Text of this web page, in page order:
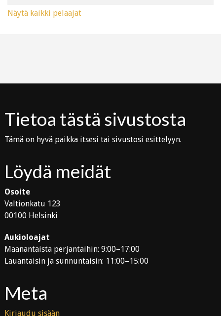
Näytä kaikki pelaajat
Tietoa tästä sivustosta
Tämä on hyvä paikka itsesi tai sivustosi esittelyyn.
Löydä meidät
Osoite
Valtionkatu 123
00100 Helsinki
Aukioloajat
Maanantaista perjantaihin: 9:00–17:00
Lauantaisin ja sunnuntaisin: 11:00–15:00
Meta
Kirjaudu sisään